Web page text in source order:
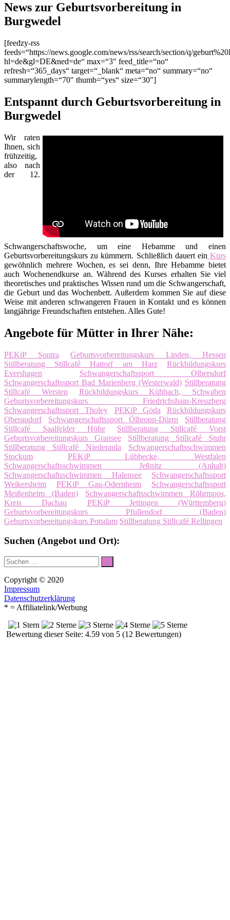
News zur Geburtsvorbereitung in
Burgwedel
[feedzy-rss
feeds=“https://news.google.com/news/rss/search/section/q/
hl=de&gl=DE&ned=de“ max=“3″ feed_title=“no“
refresh=“365_days“ target=“_blank“ meta=“no“ summary=“no“
summarylength=“70″ thumb=“yes“ size=“30″]
Entspannt durch Geburtsvorbereitung in
Burgwedel
Wir raten
Ihnen, sich
frühzeitig,
also nach
der 12.
Schwangerschaftswoche, um eine Hebamme und einen
Geburtsvorbereitungskurs zu kümmern. Schließlich dauert ein Kurs
gewöhnlich mehrere Wochen, es sei denn, Ihre Hebamme bietet
auch Wochenendkurse an. Während des Kurses erhalten Sie viel
theoretisches und praktisches Wissen rund um die Schwangerschaft,
die Geburt und das Wochenbett. Außerdem kommen Sie auf diese
Weise mit anderen schwangeren Frauen in Kontakt und es können
langjährige Freundschaften entstehen. Alles Gute!
Angebote für Mütter in Ihrer Nähe:
PEKiP Sontra
Geburtsvorbereitungskurs Linden, Hessen
Stillberatung Stillcafé Hattorf am Harz
Rückbildungskurs
Evershagen
Schwangerschaftssport Olbersdorf
Schwangerschaftssport Bad Marienberg (Westerwald) Stillberatung
Stillcafé Wersten
Rückbildungskurs Kühbach, Schwaben
Geburtsvorbereitungskurs Friedrichshain-Kreuzberg
Schwangerschaftssport Tholey
PEKiP Göda
Rückbildungskurs
Oberaudorf
Schwangerschaftssport Ölbronn-Dürrn
Stillberatung
Stillcafé Saalfelder Höhe
Stillberatung Stillcafé Vorst
Geburtsvorbereitungskurs Gransee
Stillberatung Stillcafé Stuhr
Stillberatung Stillcafé Niederaula
Schwangerschaftsschwimmen
Stockum
PEKiP Lübbecke, Westfalen
Schwangerschaftsschwimmen Jeßnitz (Anhalt)
Schwangerschaftsschwimmen Halensee
Schwangerschaftssport
Weikersheim
PEKiP Gau-Odernheim
Schwangerschaftssport
Meißenheim (Baden)
Schwangerschaftsschwimmen Röhrmoos,
Kreis Dachau
PEKiP Jettingen (Württemberg)
Geburtsvorbereitungskurs Pfullendorf (Baden)
Geburtsvorbereitungskurs Potsdam Stillberatung Stillcafé Rellingen
Suchen (Angebot und Ort):
Suche
nach:
Suchen
Copyright © 2020
Impressum
Datenschutzerklärung
* = Affiliatelink/Werbung
Bewertung dieser Seite: 4.59 von 5 (12 Bewertungen)